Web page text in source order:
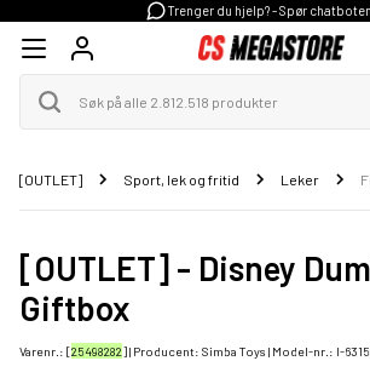
Trenger du hjelp? - Spør
[OUTLET] Sport, lek og fritid Leker
[OUTLET] - Disney
Giftbox
Varenr.: [25498282] | Producent: Simba Toys | Model-nr.: I-